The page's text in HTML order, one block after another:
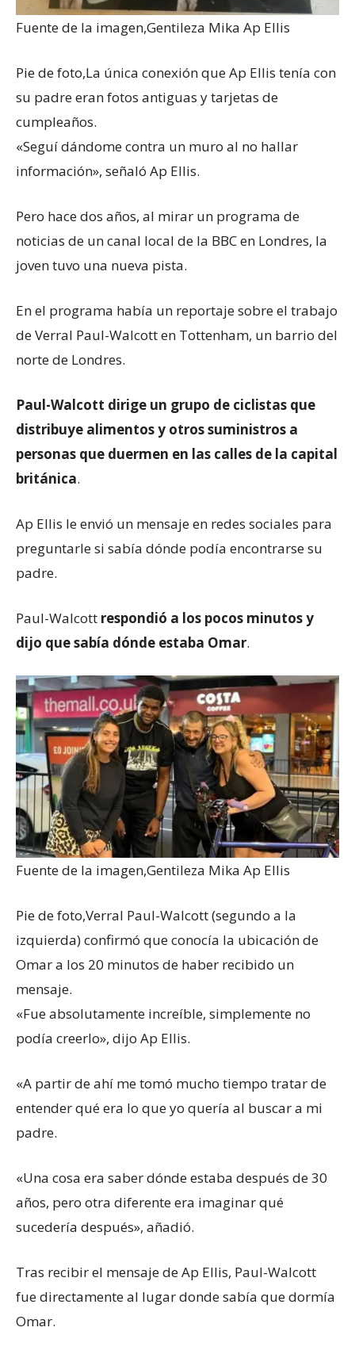
Fuente de la imagen,Gentileza Mika Ap Ellis
Pie de foto,La única conexión que Ap Ellis tenía con
su padre eran fotos antiguas y tarjetas de
cumpleaños.
«Seguí dándome contra un muro al no hallar
información», señaló Ap Ellis.
Pero hace dos años, al mirar un programa de
noticias de un canal local de la BBC en Londres, la
joven tuvo una nueva pista.
En el programa había un reportaje sobre el trabajo
de Verral Paul-Walcott en Tottenham, un barrio del
norte de Londres.
Paul-Walcott dirige un grupo de ciclistas que
distribuye alimentos y otros suministros a
personas que duermen en las calles de la capital
británica.
Ap Ellis le envió un mensaje en redes sociales para
preguntarle si sabía dónde podía encontrarse su
padre.
Paul-Walcott respondió a los pocos minutos y
dijo que sabía dónde estaba Omar.
Fuente de la imagen,Gentileza Mika Ap Ellis
Pie de foto,Verral Paul-Walcott (segundo a la
izquierda) confirmó que conocía la ubicación de
Omar a los 20 minutos de haber recibido un
mensaje.
«Fue absolutamente increíble, simplemente no
podía creerlo», dijo Ap Ellis.
«A partir de ahí me tomó mucho tiempo tratar de
entender qué era lo que yo quería al buscar a mi
padre.
«Una cosa era saber dónde estaba después de 30
años, pero otra diferente era imaginar qué
sucedería después», añadió.
Tras recibir el mensaje de Ap Ellis, Paul-Walcott
fue directamente al lugar donde sabía que dormía
Omar.